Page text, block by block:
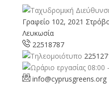
Γραφείο 102, 2021
Λευκωσία
22518787
08:00
info@cyprusgreens.org